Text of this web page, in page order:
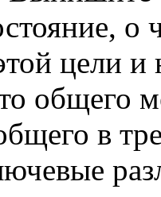
цели
общего
в